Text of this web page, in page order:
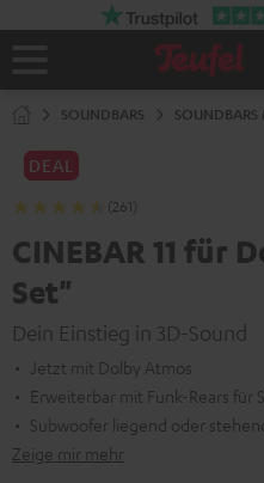
Startseite
SOUNDBARS
DEAL
(261)
CINEBAR 11 für
Set"
Dein Einstieg in 3D-Sound
Jetzt mit Dolby Atmos
Erweiterbar mit Funk-Rears für
Subwoofer liegend oder
Zeige mir mehr